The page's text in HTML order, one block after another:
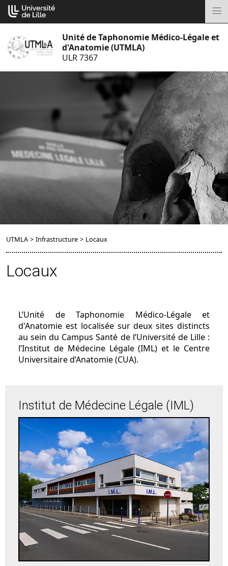
Aller
au
Unité de Taphonomie Médico-Légale et
d'Anatomie (UTMLA)
ULR 7367
UTMLA > Infrastructure > Locaux
Locaux
L’Unité de Taphonomie Médico-Légale et
d'Anatomie est localisée sur deux sites distincts
au sein du Campus Santé de l’Université de Lille :
l’Institut de Médecine Légale (IML) et le Centre
Universitaire d’Anatomie (CUA).
Institut de Médecine Légale (IML)
Cookies management panel